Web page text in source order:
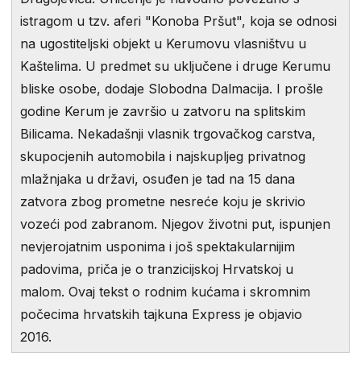
istragom u tzv. aferi "Konoba Pršut", koja se odnosi
na ugostiteljski objekt u Kerumovu vlasništvu u
Kaštelima. U predmet su uključene i druge Kerumu
bliske osobe, dodaje Slobodna Dalmacija. I prošle
godine Kerum je završio u zatvoru na splitskim
Bilicama. Nekadašnji vlasnik trgovačkog carstva,
skupocjenih automobila i najskupljeg privatnog
mlažnjaka u državi, osuđen je tad na 15 dana
zatvora zbog prometne nesreće koju je skrivio
vozeći pod zabranom. Njegov životni put, ispunjen
nevjerojatnim usponima i još spektakularnijim
padovima, priča je o tranzicijskoj Hrvatskoj u
malom. Ovaj tekst o rodnim kućama i skromnim
počecima hrvatskih tajkuna Express je objavio
2016.